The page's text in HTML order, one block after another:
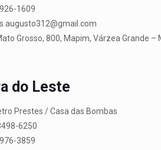
1609
Grosso, 800, Mapim, Várzea Grande –
do Leste
Prestes / Casa das Bombas
6250
3859